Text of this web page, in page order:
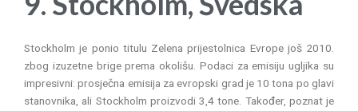
Stockholm je ponio titulu Zelena prijestolnica Evrope još 2010.
zbog izuzetne brige prema okolišu. Podaci za emisiju ugljika su
impresivni: prosječna emisija za evropski grad je 10 tona po glavi
stanovnika, ali Stockholm proizvodi 3,4 tone. Također, poznat je